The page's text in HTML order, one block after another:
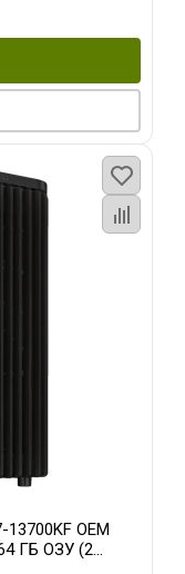
OEM
ГБ ОЗУ (2
GDDR7